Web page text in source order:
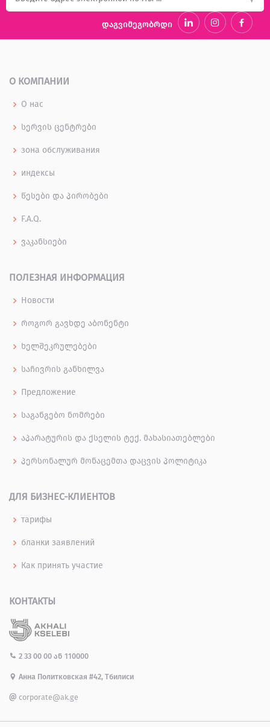
დაგვიმეგობრდი
О КОМПАНИИ
О нас
სერვის ცენტრები
зона обслуживания
индексы
წესები და პირობები
F.A.Q.
ვაკანსიები
ПОЛЕЗНАЯ ИНФОРМАЦИЯ
Новости
როგორ გავხდე აბონენტი
ხელშეკრულებები
საჩივრის განხილვა
Предложение
საგანგებო ნომრები
აპარატურის და ქსელის ტექ. მახასიათებლები
პერსონალურ მონაცემთა დაცვის პოლიტიკა
ДЛЯ БИЗНЕС-КЛИЕНТОВ
тарифы
бланки заявлений
Как принять участие
КОНТАКТЫ
2 33 00 00 ან 110000
Анна Политковская #42, Тбилиси
corporate@ak.ge